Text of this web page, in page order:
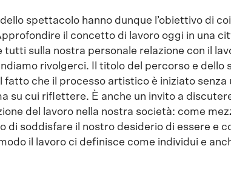
dello spettacolo hanno dunque l’obiettivo di
il concetto di lavoro oggi in una
tutti sulla nostra personale relazione con il
rivolgerci. Il titolo del percorso e dello
fatto che il processo artistico è iniziato
su cui riflettere. È anche un invito a
del lavoro nella nostra società: come
di soddisfare il nostro desiderio di essere e
il lavoro ci definisce come individui e